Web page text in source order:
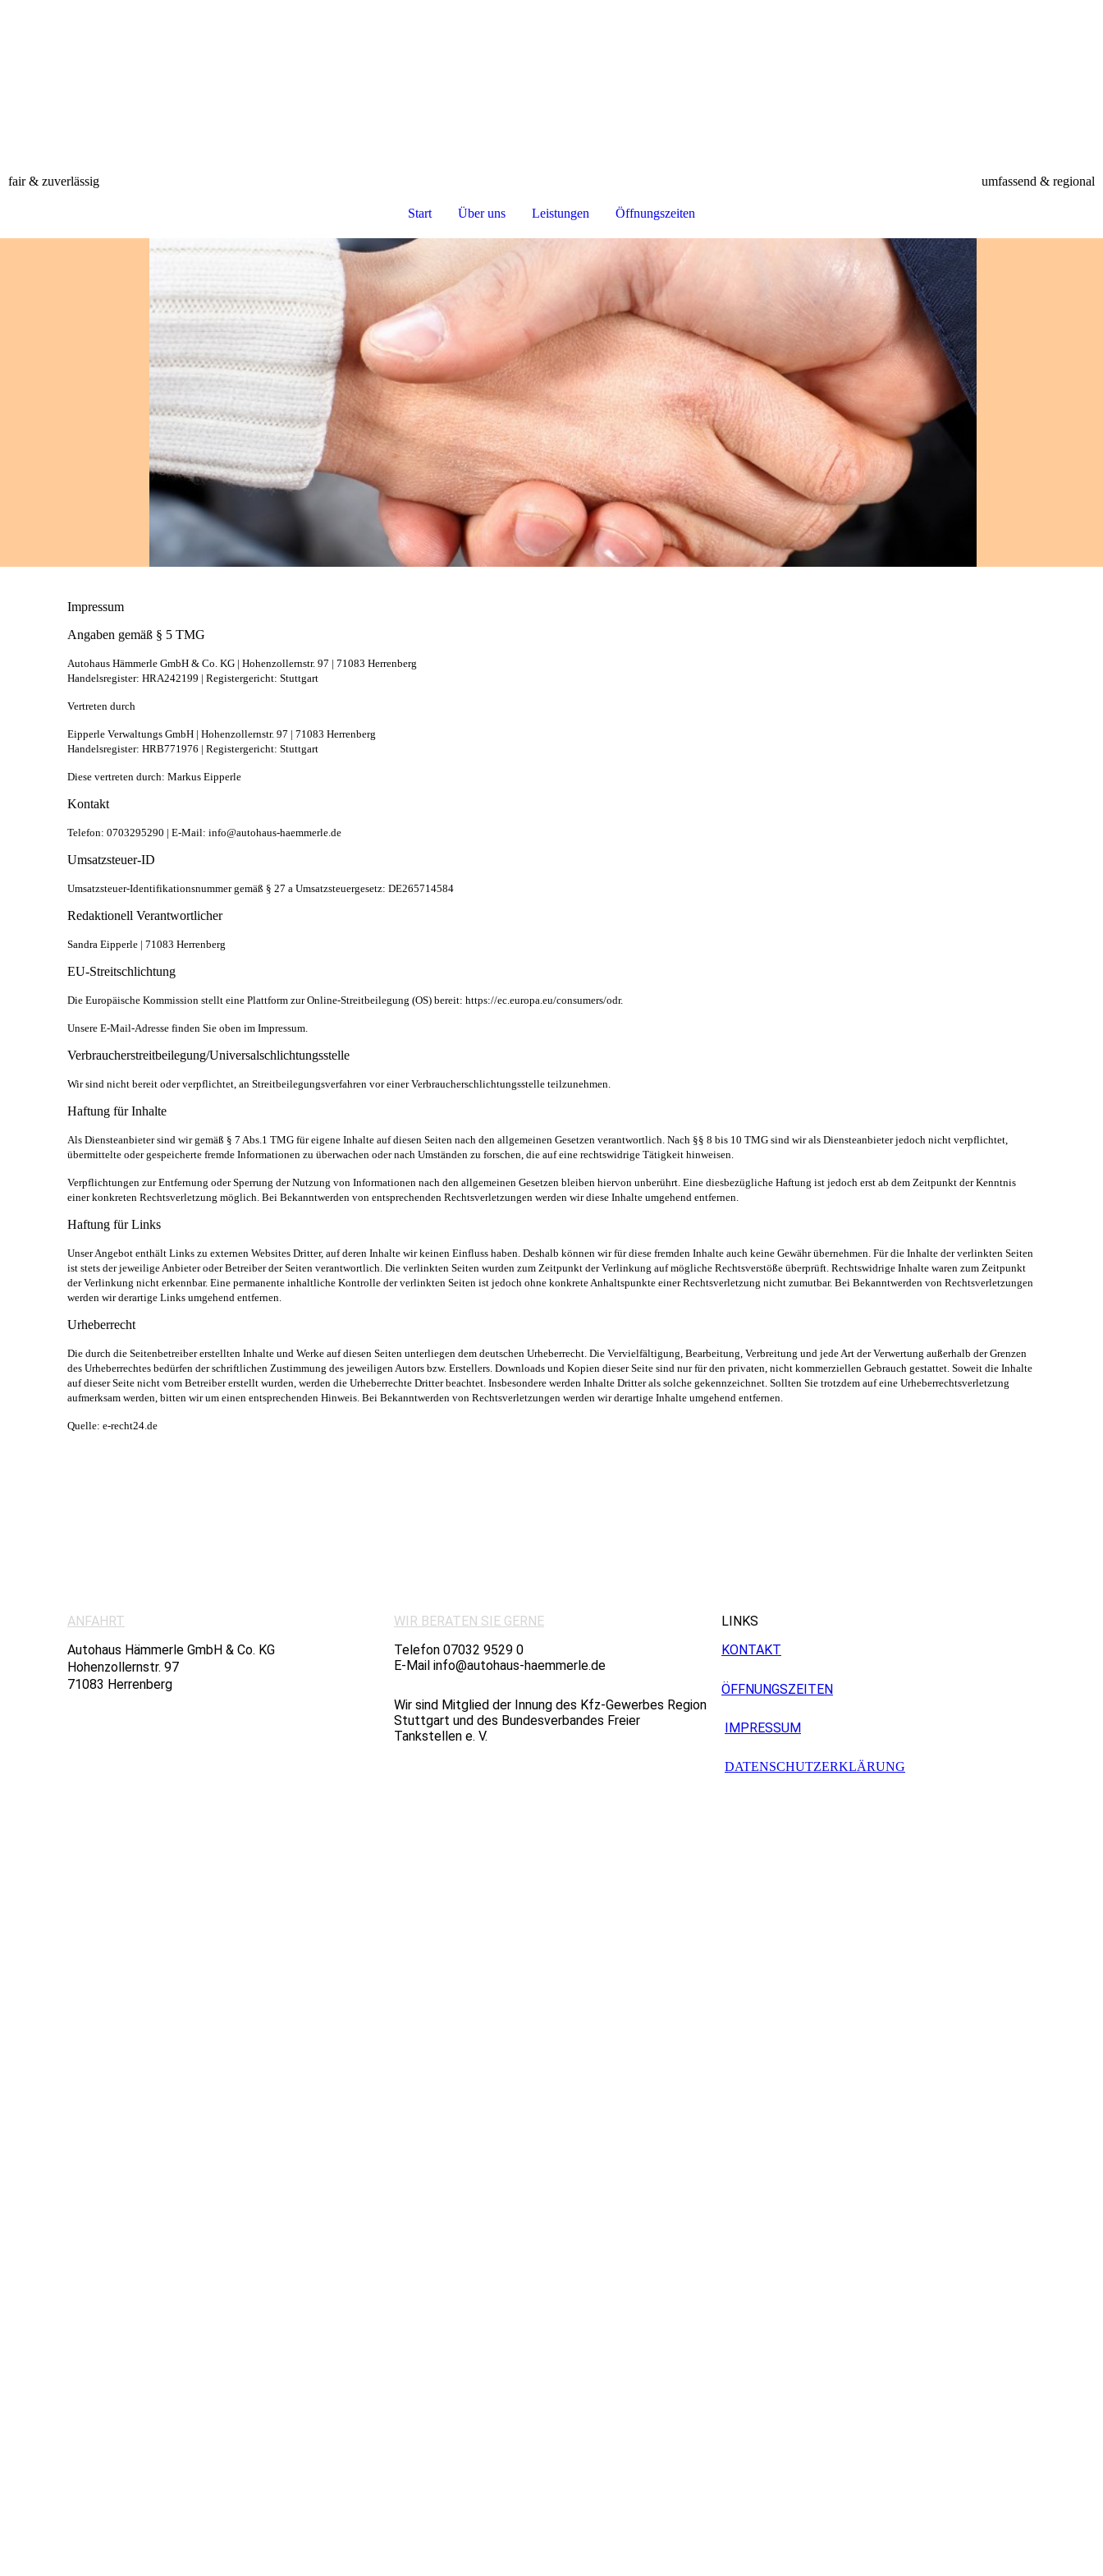
fair & zuverlässig umfassend & regional
Start Über uns Leistungen Öffnungszeiten
Impressum
Angaben gemäß § 5 TMG
Autohaus Hämmerle GmbH & Co. KG | Hohenzollernstr. 97 | 71083 Herrenberg
Handelsregister: HRA242199 | Registergericht: Stuttgart
Vertreten durch
Eipperle Verwaltungs GmbH | Hohenzollernstr. 97 | 71083 Herrenberg
Handelsregister: HRB771976 | Registergericht: Stuttgart
Diese vertreten durch: Markus Eipperle
Kontakt
Telefon: 0703295290 | E-Mail: info@autohaus-haemmerle.de
Umsatzsteuer-ID
Umsatzsteuer-Identifikationsnummer gemäß § 27 a Umsatzsteuergesetz: DE265714584
Redaktionell Verantwortlicher
Sandra Eipperle | 71083 Herrenberg
EU-Streitschlichtung
Die Europäische Kommission stellt eine Plattform zur Online-Streitbeilegung (OS) bereit: https://ec.europa.eu/consumers/odr.
Unsere E-Mail-Adresse finden Sie oben im Impressum.
Verbraucherstreitbeilegung/Universalschlichtungsstelle
Wir sind nicht bereit oder verpflichtet, an Streitbeilegungsverfahren vor einer Verbraucherschlichtungsstelle teilzunehmen.
Haftung für Inhalte
Als Diensteanbieter sind wir gemäß § 7 Abs.1 TMG für eigene Inhalte auf diesen Seiten nach den allgemeinen Gesetzen verantwortlich. Nach §§ 8 bis 10 TMG sind wir als Diensteanbieter jedoch nicht verpflichtet,
übermittelte oder gespeicherte fremde Informationen zu überwachen oder nach Umständen zu forschen, die auf eine rechtswidrige Tätigkeit hinweisen.
Verpflichtungen zur Entfernung oder Sperrung der Nutzung von Informationen nach den allgemeinen Gesetzen bleiben hiervon unberührt. Eine diesbezügliche Haftung ist jedoch erst ab dem Zeitpunkt der Kenntnis
einer konkreten Rechtsverletzung möglich. Bei Bekanntwerden von entsprechenden Rechtsverletzungen werden wir diese Inhalte umgehend entfernen.
Haftung für Links
Unser Angebot enthält Links zu externen Websites Dritter, auf deren Inhalte wir keinen Einfluss haben. Deshalb können wir für diese fremden Inhalte auch keine Gewähr übernehmen. Für die Inhalte der verlinkten Seiten
ist stets der jeweilige Anbieter oder Betreiber der Seiten verantwortlich. Die verlinkten Seiten wurden zum Zeitpunkt der Verlinkung auf mögliche Rechtsverstöße überprüft. Rechtswidrige Inhalte waren zum Zeitpunkt
der Verlinkung nicht erkennbar. Eine permanente inhaltliche Kontrolle der verlinkten Seiten ist jedoch ohne konkrete Anhaltspunkte einer Rechtsverletzung nicht zumutbar. Bei Bekanntwerden von Rechtsverletzungen
werden wir derartige Links umgehend entfernen.
Urheberrecht
Die durch die Seitenbetreiber erstellten Inhalte und Werke auf diesen Seiten unterliegen dem deutschen Urheberrecht. Die Vervielfältigung, Bearbeitung, Verbreitung und jede Art der Verwertung außerhalb der Grenzen
des Urheberrechtes bedürfen der schriftlichen Zustimmung des jeweiligen Autors bzw. Erstellers. Downloads und Kopien dieser Seite sind nur für den privaten, nicht kommerziellen Gebrauch gestattet. Soweit die Inhalte
auf dieser Seite nicht vom Betreiber erstellt wurden, werden die Urheberrechte Dritter beachtet. Insbesondere werden Inhalte Dritter als solche gekennzeichnet. Sollten Sie trotzdem auf eine Urheberrechtsverletzung
aufmerksam werden, bitten wir um einen entsprechenden Hinweis. Bei Bekanntwerden von Rechtsverletzungen werden wir derartige Inhalte umgehend entfernen.
Quelle: e-recht24.de
ANFAHRT
Autohaus Hämmerle GmbH & Co. KG
Hohenzollernstr. 97
71083 Herrenberg
WIR BERATEN SIE GERNE
Telefon 07032 9529 0
E-Mail info@autohaus-haemmerle.de
Wir sind Mitglied der Innung des Kfz-Gewerbes Region
Stuttgart und des Bundesverbandes Freier
Tankstellen e. V.
LINKS
KONTAKT
ÖFFNUNGSZEITEN
IMPRESSUM
DATENSCHUTZERKLÄRUNG